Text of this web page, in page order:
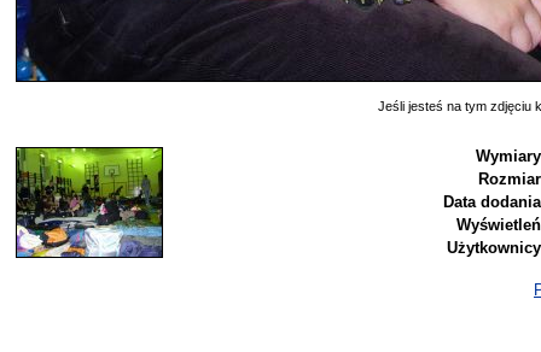
Jeśli jesteś na tym zdjęciu
Data